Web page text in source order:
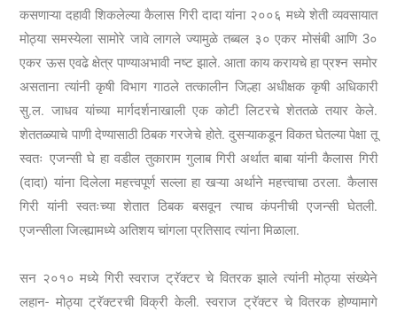
कसणाऱ्या दहावी शिकलेल्या कैलास गिरी दादा यांना २००६ मध्ये शेती व्यवसायात
मोठ्या समस्येला सामोरे जावे लागले ज्यामुळे तब्बल ३० एकर मोसंबी आणि 3०
एकर ऊस एवढे क्षेत्र पाण्याअभावी नष्ट झाले. आता काय करायचे हा प्रश्न समोर
असताना त्यांनी कृषी विभाग गाठले तत्कालीन जिल्हा अधीक्षक कृषी अधिकारी
सु.ल. जाधव यांच्या मार्गदर्शनाखाली एक कोटी लिटरचे शेततळे तयार केले.
शेततळ्याचे पाणी देण्यासाठी ठिबक गरजेचे होते. दुसऱ्याकडून विकत घेतल्या पेक्षा तू
स्वतः एजन्सी घे हा वडील तुकाराम गुलाब गिरी अर्थात बाबा यांनी कैलास गिरी
(दादा) यांना दिलेला महत्त्वपूर्ण सल्ला हा खऱ्या अर्थाने महत्त्वाचा ठरला. कैलास
गिरी यांनी स्वतःच्या शेतात ठिबक बसवून त्याच कंपनीची एजन्सी घेतली.
एजन्सीला जिल्ह्यामध्ये अतिशय चांगला प्रतिसाद त्यांना मिळाला.
सन २०१० मध्ये गिरी स्वराज ट्रॅक्टर चे वितरक झाले त्यांनी मोठ्या संख्येने
लहान- मोठ्या ट्रॅक्टरची विक्री केली. स्वराज ट्रॅक्टर चे वितरक होण्यामागे